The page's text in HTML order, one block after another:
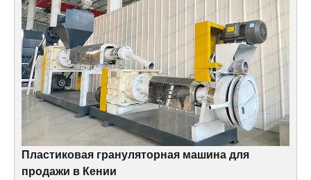
Пластиковая грануляторная машина для
продажи в Кении